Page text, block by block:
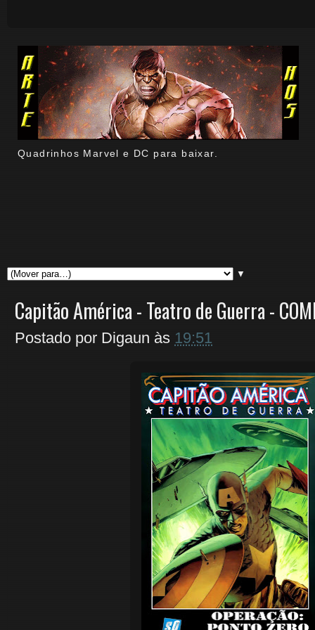
Quadrinhos Marvel e DC para baixar.
▼
Capitão América - Teatro de Guerra -
Postado por Digaun às 19:51